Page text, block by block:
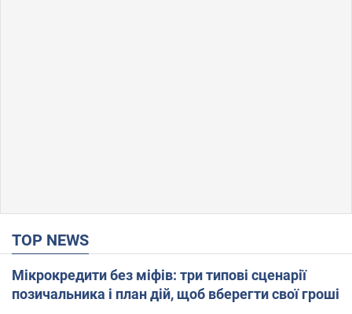
TOP NEWS
Мікрокредити без міфів: три типові сценарії
позичальника і план дій, щоб вберегти свої гроші